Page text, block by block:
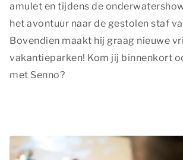
amulet en tijdens de
het avontuur naar de gestolen staf
Bovendien maakt hij graag nieuwe
vakantieparken! Kom jij binnenkort
met Senno?